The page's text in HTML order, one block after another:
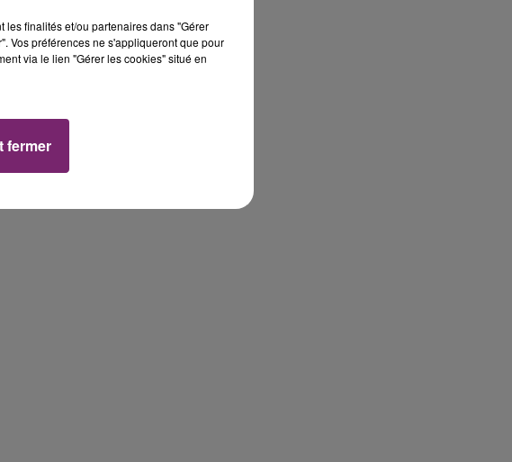
les finalités et/ou partenaires dans "Gérer
Vos préférences ne s'appliqueront que pour
via le lien "Gérer les cookies" situé en
fermer